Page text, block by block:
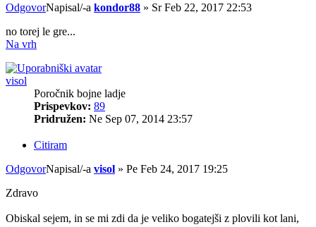
OdgovorNapisal/-a kondor88 » Sr Feb 22, 2017 22:53
no torej le gre...
Na vrh
visol
Poročnik bojne ladje
Prispevkov: 89
Pridružen: Ne Sep 07, 2014 23:57
Citiram
OdgovorNapisal/-a visol » Pe Feb 24, 2017 19:25
Zdravo
Obiskal sejem, in se mi zdi da je veliko bogatejši z plovili kot lani,